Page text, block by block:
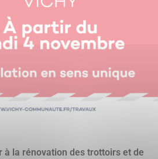
à la rénovation des trottoirs et de